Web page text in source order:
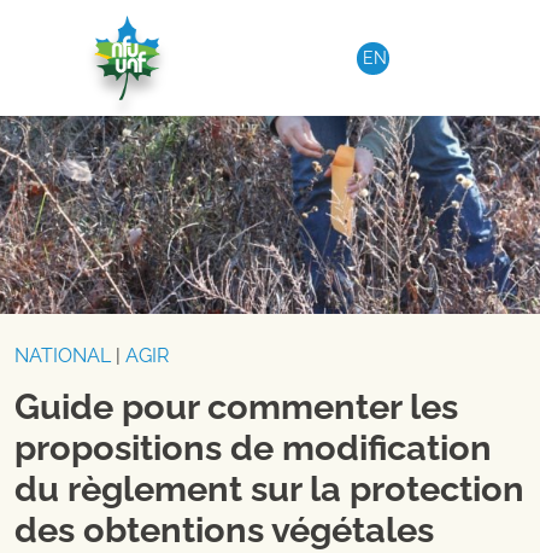
Aller au contenu
EN
NATIONAL| AGIR
Guide pour commenter les
propositions de modification
du règlement sur la protection
des obtentions végétales